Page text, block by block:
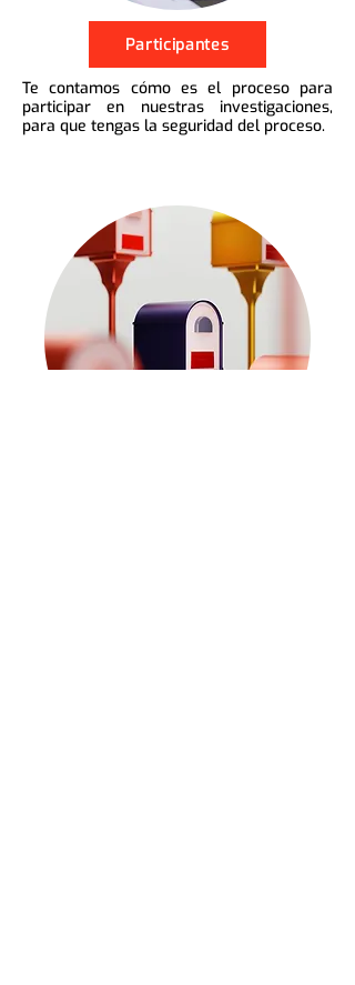
Participantes
Te contamos cómo es el proceso para
participar en nuestras investigaciones,
para que tengas la seguridad del proceso.